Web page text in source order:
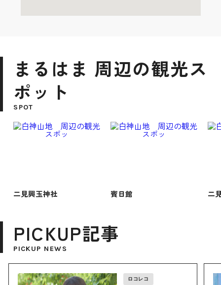
まるはま 周辺の観光ス
ポット
SPOT
二見興玉神社 賓日館 二
PICKUP記事
PICKUP NEWS
ロコレコ